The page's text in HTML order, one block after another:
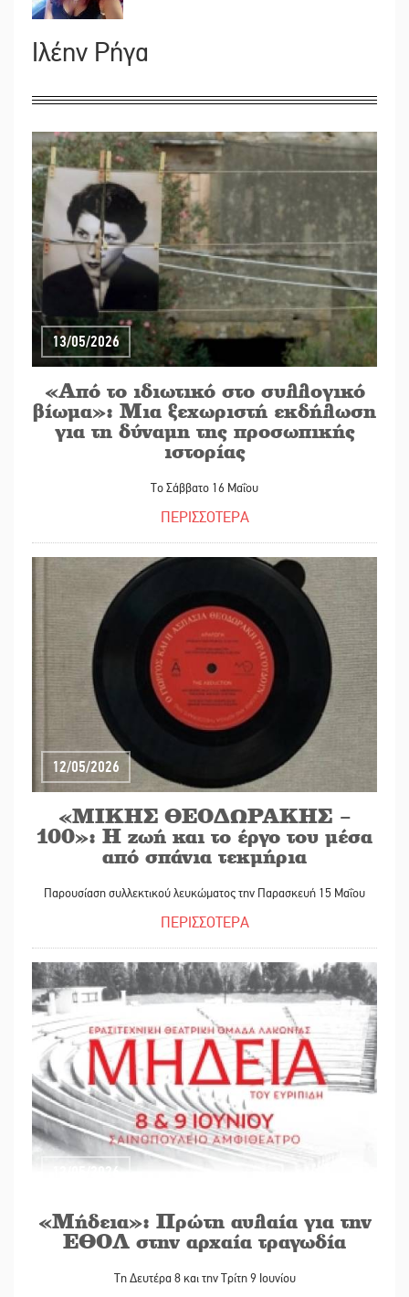
Ιλέην Ρήγα
13/05/2026
«Από το ιδιωτικό στο συλλογικό
βίωμα»: Μια ξεχωριστή εκδήλωση
για τη δύναμη της προσωπικής
ιστορίας
Το Σάββατο 16 Μαΐου
ΠΕΡΙΣΣΟΤΕΡΑ
12/05/2026
«ΜΙΚΗΣ ΘΕΟΔΩΡΑΚΗΣ –
100»: Η ζωή και το έργο του μέσα
από σπάνια τεκμήρια
Παρουσίαση συλλεκτικού λευκώματος την Παρασκευή 15 Μαΐου
ΠΕΡΙΣΣΟΤΕΡΑ
12/05/2026
«Μήδεια»: Πρώτη αυλαία για την
ΕΘΟΛ στην αρχαία τραγωδία
Τη Δευτέρα 8 και την Τρίτη 9 Ιουνίου